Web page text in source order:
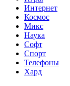
Интернет
Космос
Микс
Наука
Софт
Спорт
Телефоны
Хард